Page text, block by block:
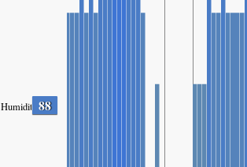
Humidity 88